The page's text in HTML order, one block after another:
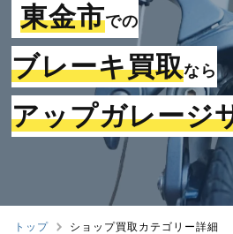
東金市での
ブレーキ買取なら
アップガレージ
トップ ショップ買取カテゴリー詳細